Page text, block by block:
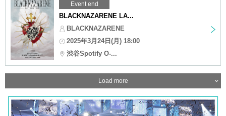
Event end
BLACKNAZARENE LA...
BLACKNAZARENE
2025年3月24日(月) 18:00
渋谷Spotify O-...
Load more